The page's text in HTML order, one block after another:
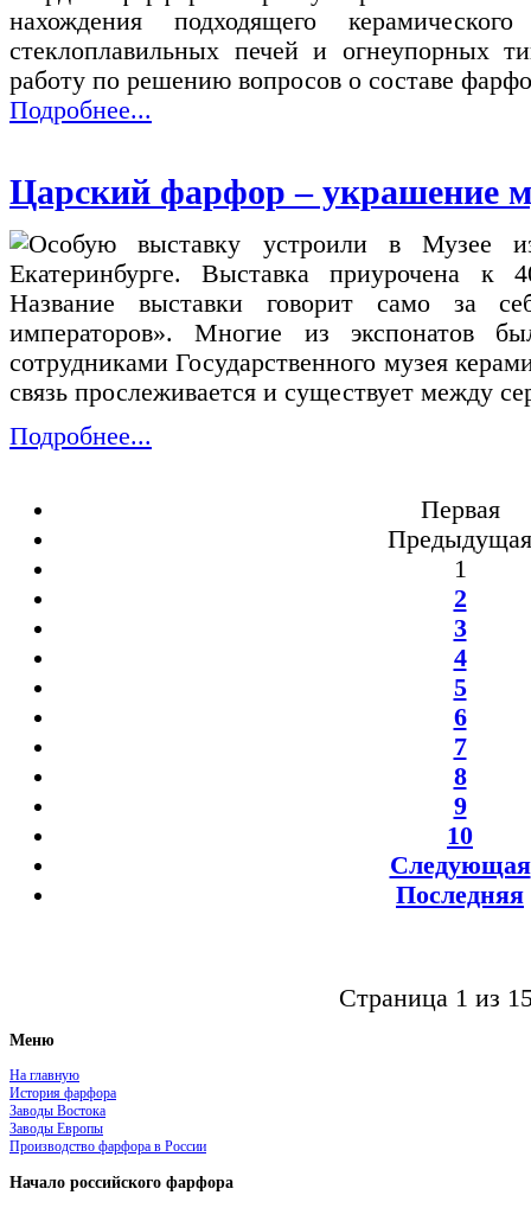
нахождения подходящего
стеклоплавильных печей и огнеупорных
работу по решению вопросов о составе
Подробнее...
Царский фарфор – украшение
Особую выставку устроили в Музее
Екатеринбурге. Выставка приурочена к
Название выставки говорит само за
императоров». Многие из экспонатов
сотрудниками Государственного музея
связь прослеживается и существует между
Подробнее...
Первая
Предыдущая
1
2
3
4
5
6
7
8
9
10
Следующая
Последняя
Страница 1 из
Меню
На главную
История фарфора
Заводы Востока
Заводы Европы
Производство фарфора в России
Начало российского фарфора